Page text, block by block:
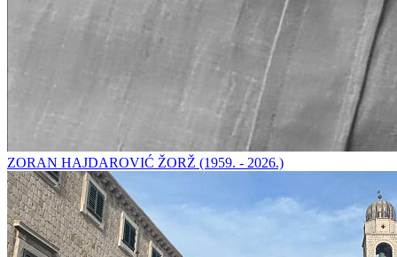
ZORAN HAJDAROVIĆ ŽORŽ (1959. - 2026.)